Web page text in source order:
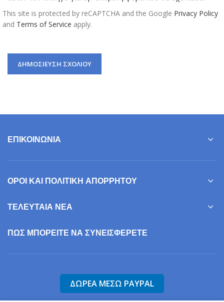
This site is protected by reCAPTCHA and the Google Privacy Policy
and Terms of Service apply.
ΕΠΙΚΟΙΝΩΝΊΑ
ΌΡΟΙ ΚΑΙ ΠΟΛΙΤΙΚΉ ΑΠΟΡΡΉΤΟΥ
ΤΕΛΕΥΤΑΊΑ ΝΈΑ
ΠΩΣ ΜΠΟΡΕΊΤΕ ΝΑ ΣΥΝΕΙΣΦΕΡΕΤΕ